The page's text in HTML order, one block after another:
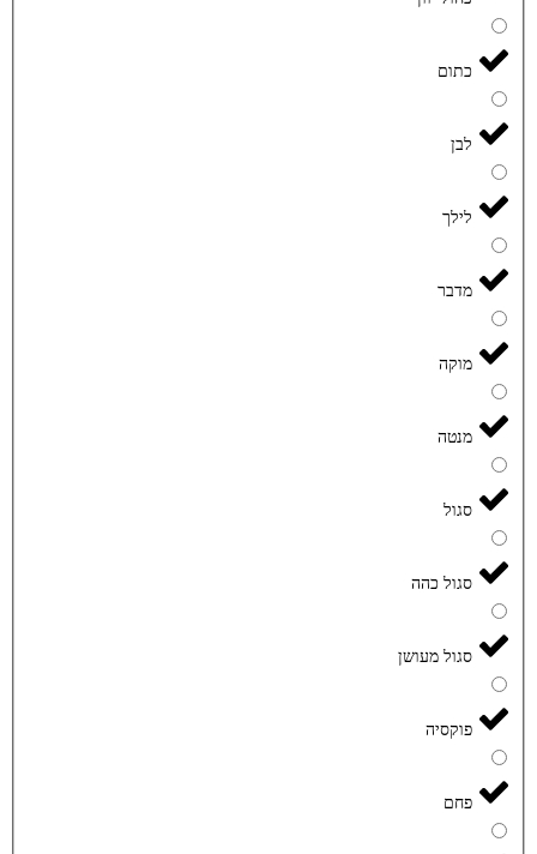
כתום
לבן
לילך
מדבר
מוקה
מנטה
סגול
סגול כהה
סגול מעושן
פוקסיה
פחם